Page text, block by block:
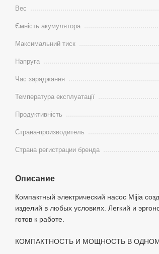
Вес
Ємність акумулятора
Максимальний тиск
Напруга
Час заряджання
Температура експлуатації
Продуктивність
Страна-производитель
Страна регистрации бренда
Описание
Компактный электрический насос Mijia
изделий в любых условиях. Легкий и
готов к работе.
КОМПАКТНОСТЬ И МОЩНОСТЬ В